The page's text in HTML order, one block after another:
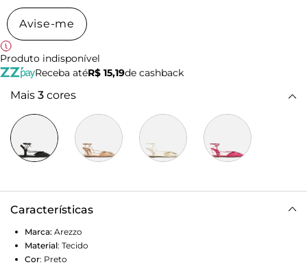
Avise-me
Produto indisponível
Receba atéR$ 15,19de cashback
Mais 3 cores
Características
Marca: Arezzo
Material: Tecido
Cor: Preto